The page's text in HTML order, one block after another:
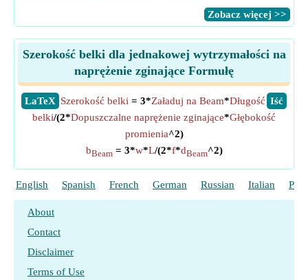
​Zobacz więcej >>
Szerokość belki dla jednakowej wytrzymałości na
naprężenie zginające Formułę
​LaTeX ​Iść
Szerokość belki = 3*Załaduj na Beam*Długość
belki/(2*Dopuszczalne naprężenie zginające*Głębokość
promienia^2)
bBeam = 3*w*L/(2*f*dBeam^2)
English Spanish French German Russian Italian
About
Contact
Disclaimer
Terms of Use